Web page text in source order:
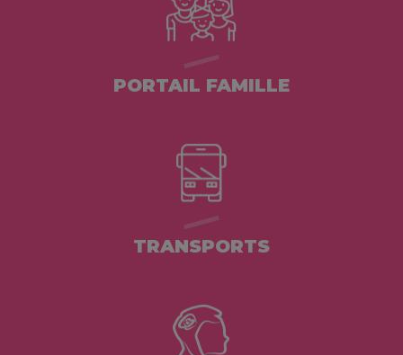
PORTAIL FAMILLE
TRANSPORTS